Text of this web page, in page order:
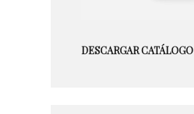
DESCARGAR CATÁLOGO